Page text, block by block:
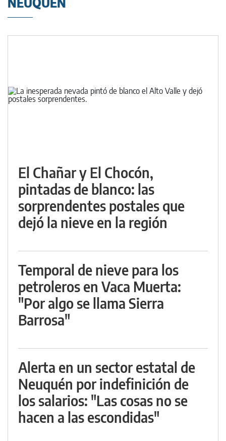
El Chañar y El Chocón,
pintadas de blanco: las
sorprendentes postales que
dejó la nieve en la región
Temporal de nieve para los
petroleros en Vaca Muerta:
"Por algo se llama Sierra
Barrosa"
Alerta en un sector estatal de
Neuquén por indefinición de
los salarios: "Las cosas no se
hacen a las escondidas"